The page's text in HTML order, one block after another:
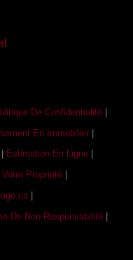
De Confidentialité
En Immobilier |
Estimation En Ligne
Propriété
De Non-Responsabilité |